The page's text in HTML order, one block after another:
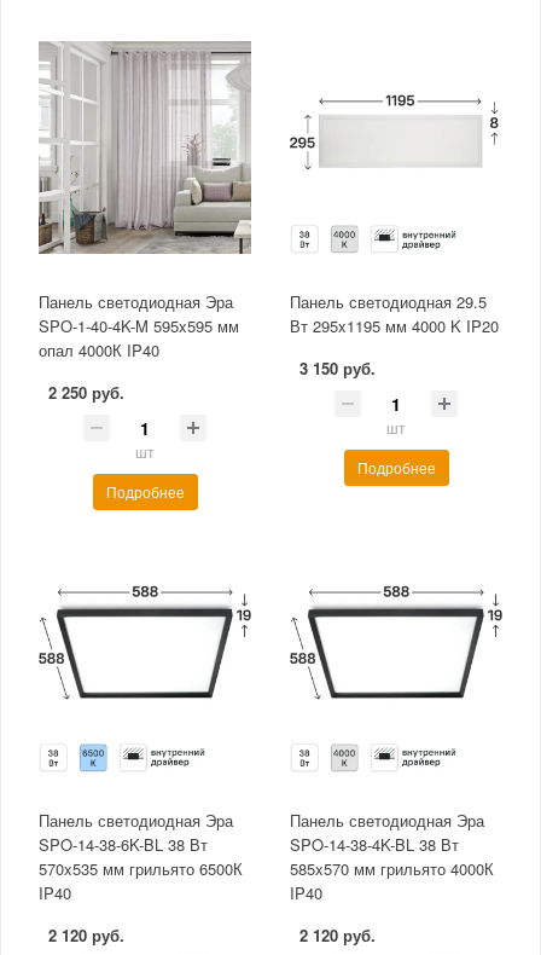
Панель светодиодная Эра
SPO-1-40-4K-M 595x595 мм
опал 4000К IP40
2 250 руб.
шт
Подробнее
Панель светодиодная 29.5
Вт 295x1195 мм 4000 K IP20
3 150 руб.
шт
Подробнее
Панель светодиодная Эра
SPO-14-38-6K-BL 38 Вт
570x535 мм грильято 6500К
IP40
2 120 руб.
Панель светодиодная Эра
SPO-14-38-4K-BL 38 Вт
585x570 мм грильято 4000К
IP40
2 120 руб.